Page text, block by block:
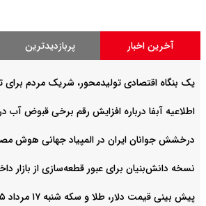
آخرین اخبار پربازدیدترین
یک بنگاه اقتصادی تولیدمحور، شریک مردم
اطلاعیه آبفا درباره افزایش رقم برخی قبوض آب
درخشش جوانان ایران در المپیاد جهانی هوش
نسخه دانش‌بنیان برای عبور قطعه‌سازی از بازار